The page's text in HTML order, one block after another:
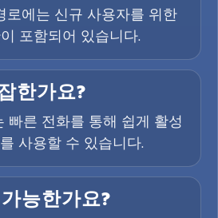
로에는 신규 사용자를 위한
포함되어 있습니다.
한가요?
빠른 전화를 통해 쉽게 활성
사용할 수 있습니다.
능한가요?